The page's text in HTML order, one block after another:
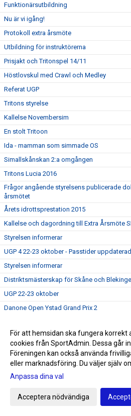
Funktionärsutbildning
Nu är vi igång!
Protokoll extra årsmöte
Utbildning för instruktörerna
Prisjakt och Tritonspel 14/11
Höstlovskul med Crawl och Medley
Referat UGP
Tritons styrelse
Kallelse Novembersim
En stolt Tritoon
Ida - mamman som simmade OS
Simallskånskan 2:a omgången
Tritons Lucia 2016
Frågor angående styrelsens publicerade
årsmötet
Årets idrottsprestation 2015
Kallelse och dagordning till Extra Årsmöte
Styrelsen informerar
UGP 4 22-23 oktober - Passtider
Styrelsen informerar
Distriktsmästerskap för Skåne och Blekinge
UGP 22-23 oktober
Danone Open Ystad Grand Prix 2
KALLELSE SK TRITON EXTRA ÅRSMÖTE
Meddelande från Tävlingkommitén
Kö till vårterminen 2017
Simallskånskan avdelning 1
För att hemsidan ska fungera korrekt
cookies från SportAdmin. Dessa går
Föreningen kan också använda
eller marknadsföring. Du väljer själv
Anpassa dina val
Acceptera nödvändiga